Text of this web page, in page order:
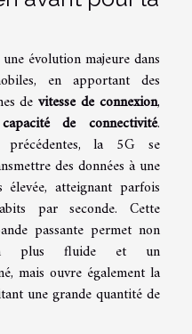
évolution majeure dans
en apportant des
devitesse de connexion,
capacité de connectivité.
précédentes, la 5G se
des données à une
élevée, atteignant parfois
par seconde. Cette
passante permet non
plus fluide et un
mais ouvre également la
une grande quantité de